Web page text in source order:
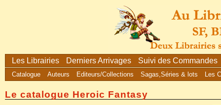
Les Librairies Derniers Arrivages Suivi des Commandes
Catalogue Auteurs Editeurs/Collections Sagas,Séries & lots Les
Le catalogue Heroic Fantasy